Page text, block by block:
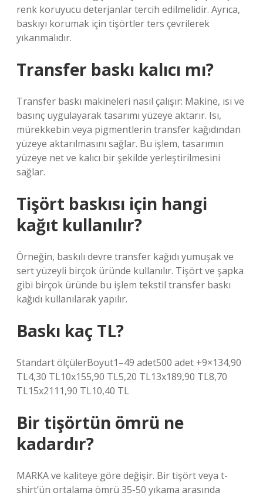
renk koruyucu deterjanlar tercih edilmelidir. Ayrıca,
baskıyı korumak için tişörtler ters çevrilerek
yıkanmalıdır.
Transfer baskı kalıcı mı?
Transfer baskı makineleri nasıl çalışır: Makine, ısı ve
basınç uygulayarak tasarımı yüzeye aktarır. Isı,
mürekkebin veya pigmentlerin transfer kağıdından
yüzeye aktarılmasını sağlar. Bu işlem, tasarımın
yüzeye net ve kalıcı bir şekilde yerleştirilmesini
sağlar.
Tişört baskısı için hangi
kağıt kullanılır?
Örneğin, baskılı devre transfer kağıdı yumuşak ve
sert yüzeyli birçok üründe kullanılır. Tişört ve şapka
gibi birçok üründe bu işlem tekstil transfer baskı
kağıdı kullanılarak yapılır.
Baskı kaç TL?
Standart ölçülerBoyut1–49 adet500 adet +9×134,90
TL4,30 TL10x155,90 TL5,20 TL13x189,90 TL8,70
TL15x2111,90 TL10,40 TL
Bir tişörtün ömrü ne
kadardır?
MARKA ve kaliteye göre değişir. Bir tişört veya t-
shirt’ün ortalama ömrü 35-50 yıkama arasında